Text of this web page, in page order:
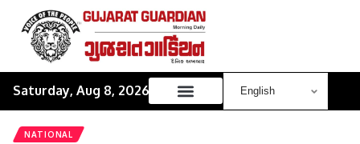
Saturday, Aug 8, 2026
NATIONAL